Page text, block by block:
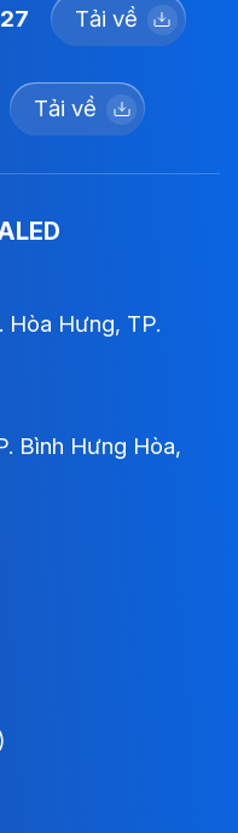
Tải về
Tải về
Hòa Hưng, TP.
Bình Hưng Hòa,